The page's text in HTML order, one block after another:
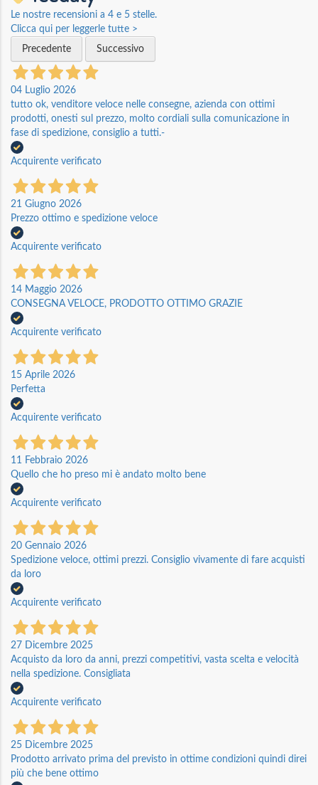
Le nostre recensioni a 4 e 5 stelle.
Clicca qui per leggerle tutte >
Precedente
Successivo
04 Luglio 2026
tutto ok, venditore veloce nelle consegne, azienda con ottimi
prodotti, onesti sul prezzo, molto cordiali sulla comunicazione in
fase di spedizione, consiglio a tutti.-
Acquirente verificato
21 Giugno 2026
Prezzo ottimo e spedizione veloce
Acquirente verificato
14 Maggio 2026
CONSEGNA VELOCE, PRODOTTO OTTIMO GRAZIE
Acquirente verificato
15 Aprile 2026
Perfetta
Acquirente verificato
11 Febbraio 2026
Quello che ho preso mi è andato molto bene
Acquirente verificato
20 Gennaio 2026
Spedizione veloce, ottimi prezzi. Consiglio vivamente di fare acquisti
da loro
Acquirente verificato
27 Dicembre 2025
Acquisto da loro da anni, prezzi competitivi, vasta scelta e velocità
nella spedizione. Consigliata
Acquirente verificato
25 Dicembre 2025
Prodotto arrivato prima del previsto in ottime condizioni quindi direi
più che bene ottimo